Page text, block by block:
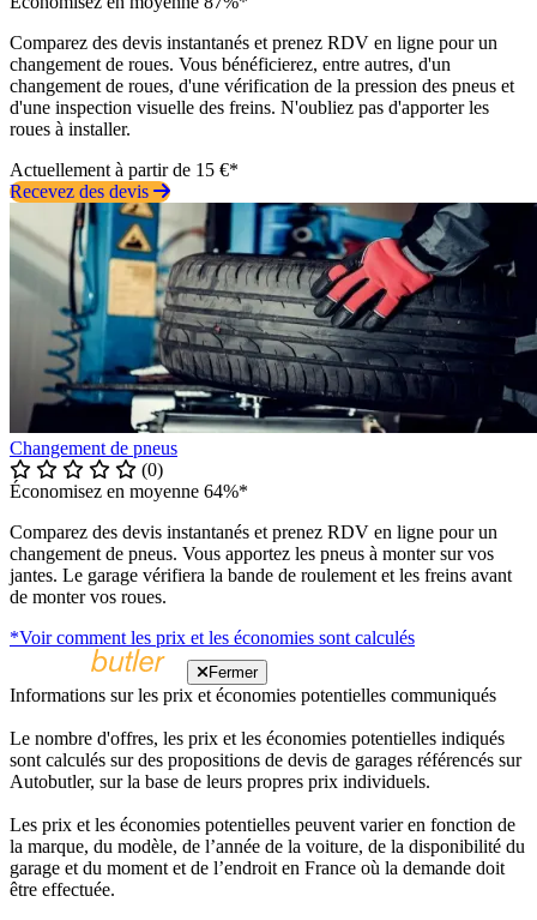
Comparez des devis instantanés et prenez RDV en ligne pour un
changement de roues. Vous bénéficierez, entre autres, d'un
changement de roues, d'une vérification de la pression des pneus et
d'une inspection visuelle des freins. N'oubliez pas d'apporter les
roues à installer.
Actuellement à partir de 15 €*
Recevez des devis
Changement de pneus
(0)
Économisez en moyenne 64%*
Comparez des devis instantanés et prenez RDV en ligne pour un
changement de pneus. Vous apportez les pneus à monter sur vos
jantes. Le garage vérifiera la bande de roulement et les freins avant
de monter vos roues.
*Voir comment les prix et les économies sont calculés
Fermer
Informations sur les prix et économies potentielles communiqués
Le nombre d'offres, les prix et les économies potentielles indiqués
sont calculés sur des propositions de devis de garages référencés sur
Autobutler, sur la base de leurs propres prix individuels.
Les prix et les économies potentielles peuvent varier en fonction de
la marque, du modèle, de l’année de la voiture, de la disponibilité du
garage et du moment et de l’endroit en France où la demande doit
être effectuée.